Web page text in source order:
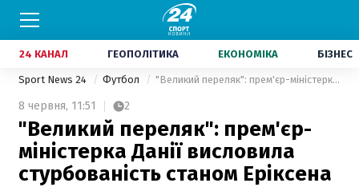
24 КАНАЛ ГЕОПОЛІТИКА ЕКОНОМІКА БІЗНЕС
Sport News 24 Футбол "Великий переляк": прем'єр-міністерка Данії висловила стурбованість станом Еріксена
8 червня, 11:51 2
"Великий переляк": прем'єр-
міністерка Данії висловила
стурбованість станом Еріксена